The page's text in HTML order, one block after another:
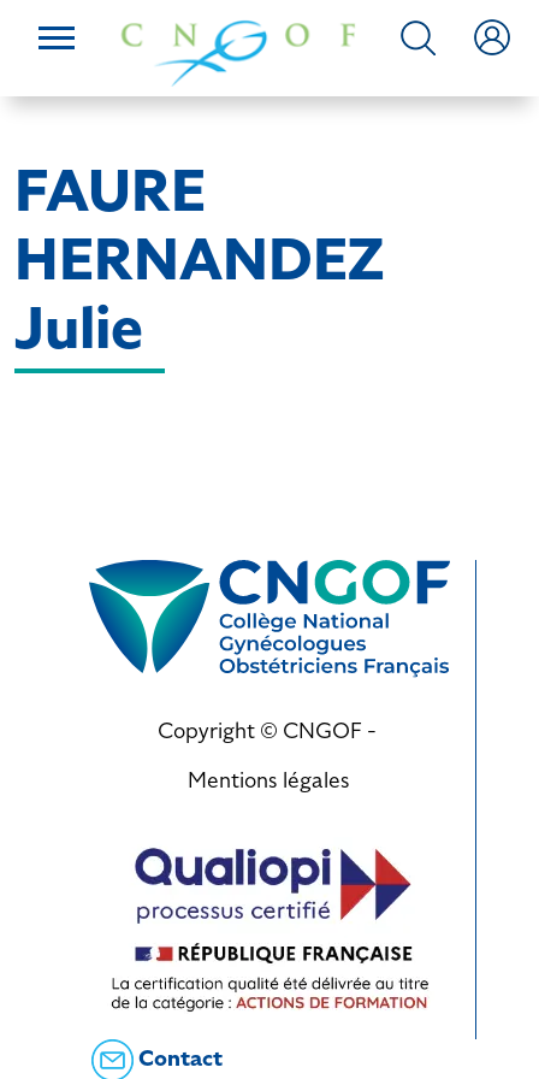
FAURE
HERNANDEZ
Julie
Copyright © CNGOF -
Mentions légales
Contact